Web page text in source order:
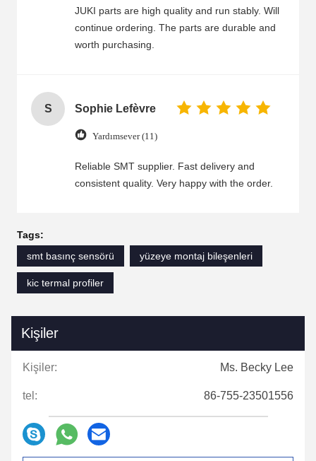
JUKI parts are high quality and run stably. Will
continue ordering. The parts are durable and
worth purchasing.
S Sophie Lefèvre
Yardımsever (11)
Reliable SMT supplier. Fast delivery and
consistent quality. Very happy with the order.
Tags:
smt basınç sensörü
yüzeye montaj bileşenleri
kic termal profiler
Kişiler
Kişiler: Ms. Becky Lee
tel: 86-755-23501556